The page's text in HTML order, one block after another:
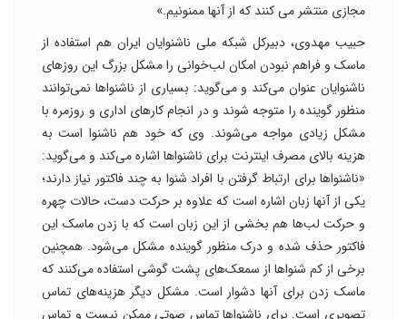
مجازی منتشر می کنند که از آنها ممنونیم.»
حبیب مهدوی، دبیرکل شبکه ملی ناشنوایان ایران هم استفاده از
ماسک و فراهم نبودن امکان لب‌خوانی را مشکل بزرگ این روزهای
ناشنوایان عنوان می‌کند و می‌گوید: بسیاری از ناشنواها نمی‌توانند
منظور گوینده را متوجه شوند و در انجام کارهای اداری و روزمره با
مشکل زیادی مواجه می‌شوند. وی که خود هم ناشنوا است به
هزینه بالای مصرف اینترنت برای ناشنواها اشاره می‌کند و می‌گوید:
«ناشنواها برای ارتباط گرفتن با افراد شنوا به چند فاکتور نیاز دارند؛
یکی از آنها زبان اشاره است که علاوه بر حرکت دست، حالات چهره
و حرکت لب‌ها هم بخشی از این زبان است که با زدن ماسک این
فاکتور حذف شده و درک منظور گوینده مشکل می‌شود. همچنین
برخی از کم شنواها از سمعک‌های پشت گوشی استفاده می‌کنند که
ماسک زدن برای آنها دشوار است. مشکل دیگر هزینه‌های تماس
تصویری است. برای ناشنواها تماس صوتی ممکن نیست و تماس